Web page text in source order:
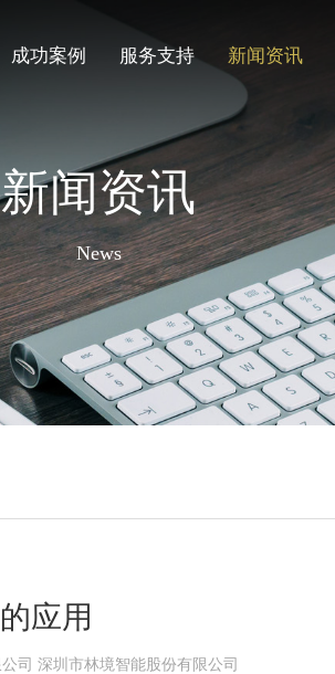
成功案例 服务支持 新闻资讯
新闻资讯
News
应用
司 深圳市林境智能股份有限公司